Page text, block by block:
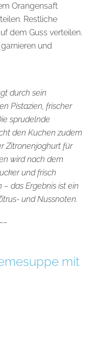
Orangensaft
Restliche
dem Guss verteilen.
und
durch sein
Pistazien, frischer
sprudelnde
den Kuchen zudem
Zitronenjoghurt für
wird nach dem
und frisch
das Ergebnis ist ein
und Nussnoten.
mit